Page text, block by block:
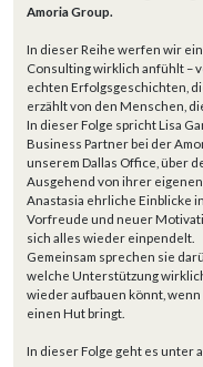
Amoria Group.
In dieser Reihe werfen wir
Consulting wirklich anfühlt –
echten Erfolgsgeschichten,
erzählt von den Menschen,
In dieser Folge spricht Lisa
Business Partner bei der
unserem Dallas Office, über
Ausgehend von ihrer
Anastasia ehrliche Einblicke
Vorfreude und neuer
sich alles wieder einpendelt.
Gemeinsam sprechen sie
welche Unterstützung
wieder aufbauen könnt,
einen Hut bringt.
In dieser Folge geht es unter